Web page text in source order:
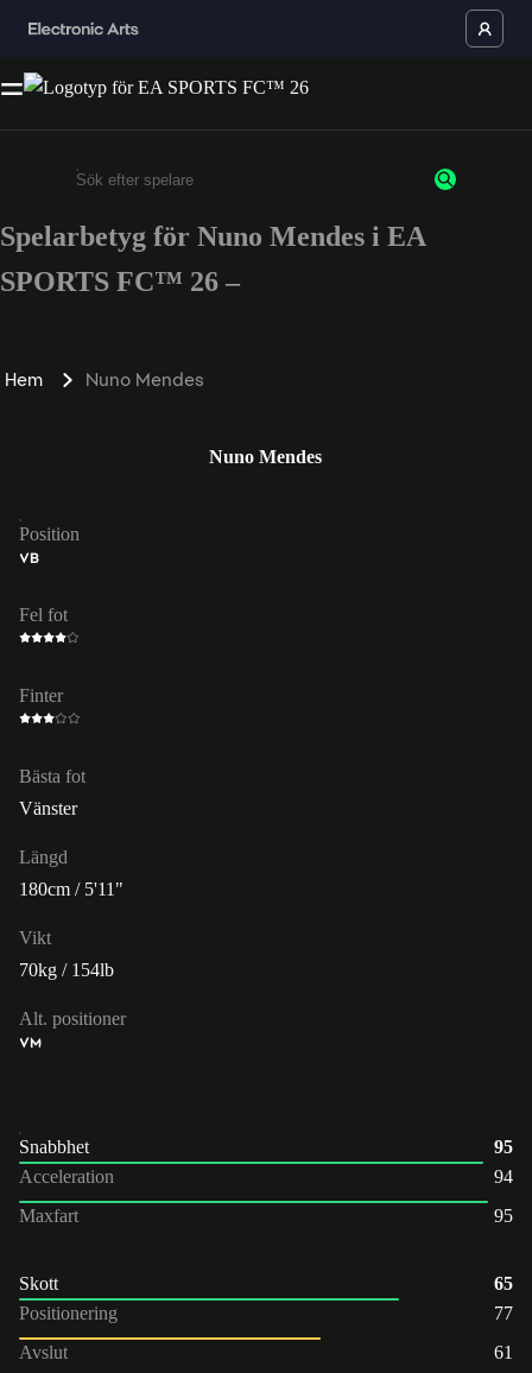
Ange minst 3 tecken eller siffror
Spelarbetyg för Nuno Mendes i EA
SPORTS FC™ 26 –
Hem Nuno Mendes
Nuno Mendes
Position
VB
Fel fot
Finter
Bästa fot
Vänster
Längd
180cm / 5'11"
Vikt
70kg / 154lb
Alt. positioner
VM
Snabbhet
95
Acceleration
94
Maxfart
95
Skott
65
Positionering
77
Avslut
61